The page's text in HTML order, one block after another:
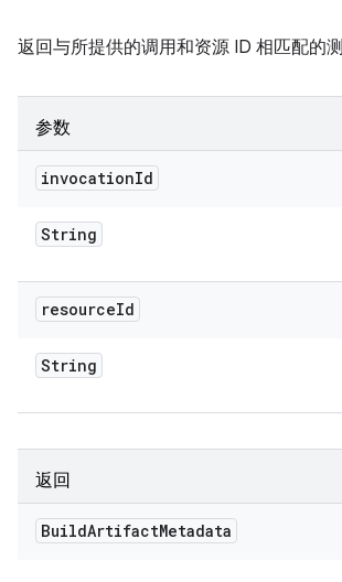
返回与所提供的调用和资源 ID 相匹配的测
参数
invocationId
String
resourceId
String
返回
BuildArtifactMetadata